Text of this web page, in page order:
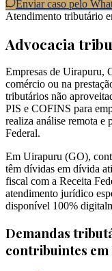
Enviar caso pelo
Atendimento tributário
Advocacia
Empresas de Uirapuru,
comércio ou na
tributários não
PIS e COFINS para
realiza análise remota
Federal.
Em Uirapuru (GO),
têm dívidas em dívida
fiscal com a Receita
atendimento jurídico
disponível 100%
Demandas
contribuintes em